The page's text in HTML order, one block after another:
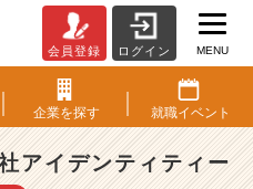
会員登録 ログイン MENU
企業を探す 就職イベント
アイデンティティー